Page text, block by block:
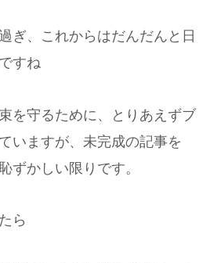
ぎ、これからはだんだんと日
すね
を守るために、とりあえずブ
いますが、未完成の記事を
ずかしい限りです。
ら